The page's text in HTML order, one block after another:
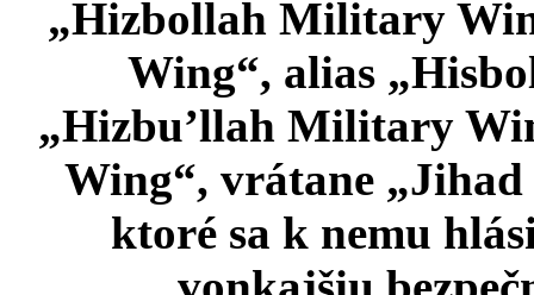
„Hizbollah Military
Wing“, alias
„Hizbu’llah Military
Wing“, vrátane
ktoré sa k nemu